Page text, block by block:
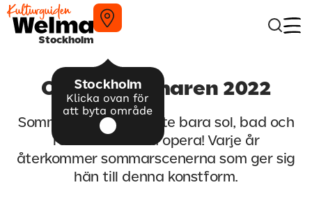
Stockholm
Stockholm
Klicka ovan för
att byta område
Operasommaren 2022
Sommaren betyder inte bara sol, bad och
rosé utan också opera! Varje år
återkommer sommarscenerna som ger sig
hän till denna konstform.